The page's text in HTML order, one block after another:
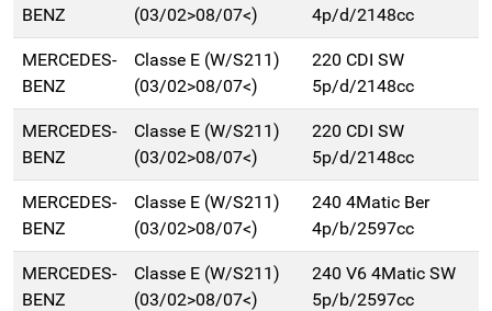
BENZ
(03/02>08/07<)
4p/d/2148cc
MERCEDES-
BENZ
Classe E (W/S211)
(03/02>08/07<)
220 CDI SW
5p/d/2148cc
MERCEDES-
BENZ
Classe E (W/S211)
(03/02>08/07<)
220 CDI SW
5p/d/2148cc
MERCEDES-
BENZ
Classe E (W/S211)
(03/02>08/07<)
240 4Matic Ber
4p/b/2597cc
MERCEDES-
BENZ
Classe E (W/S211)
(03/02>08/07<)
240 V6 4Matic SW
5p/b/2597cc